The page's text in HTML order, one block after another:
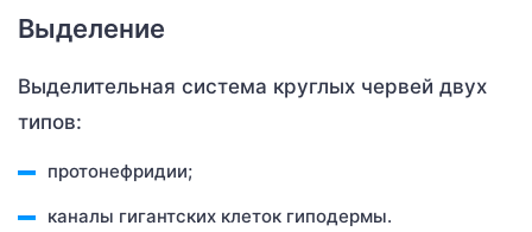
Выделение
Выделительная система круглых червей двух
типов:
протонефридии;
каналы гигантских клеток гиподермы.